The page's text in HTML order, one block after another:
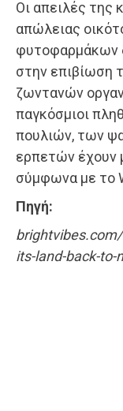
Οι απειλές της
απώλειας
φυτοφαρμάκων
στην επιβίωση
ζωντανών
παγκόσμιοι
πουλιών, των
ερπετών έχουν
σύμφωνα με το
Πηγή:
its-land-back-to-